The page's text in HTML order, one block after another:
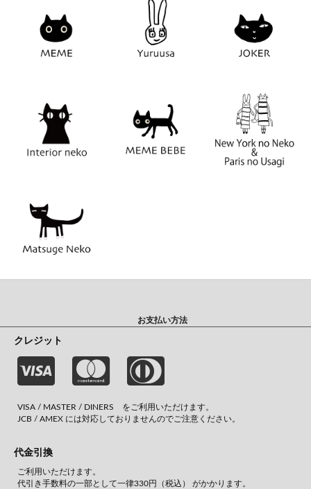
お支払い方法
クレジット
VISA / MASTER / DINERS をご利用いただけます。
JCB / AMEX には対応しておりませんのでご注意ください。
代金引換
ご利用いただけます。
代引き手数料の一部として一律330円（税込） がかかります。